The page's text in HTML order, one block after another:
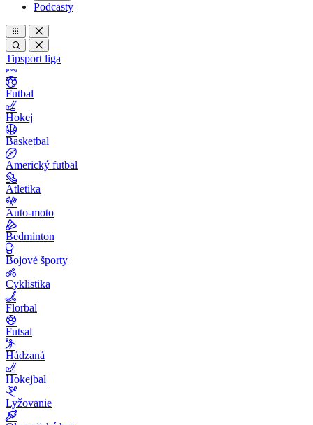
Podcasty
Tipsport liga
Futbal
Hokej
Basketbal
Americký futbal
Atletika
Auto-moto
Bedminton
Bojové športy
Cyklistika
Florbal
Futsal
Hádzaná
Hokejbal
Lyžovanie